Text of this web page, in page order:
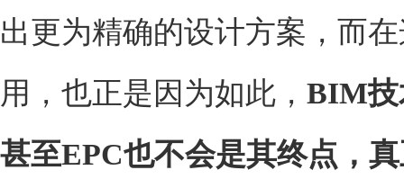
出更为精确的设计方案，而
用，也正是因为如此， BIM
甚至EPC也不会是其终点，